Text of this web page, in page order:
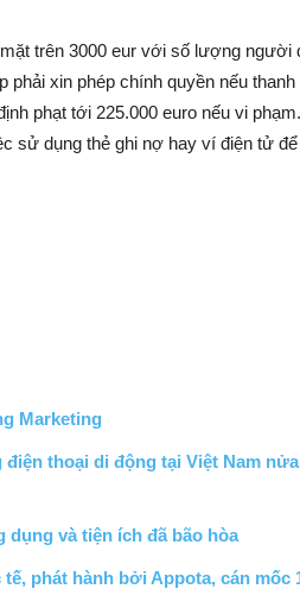
trên 3000 eur với số lượng người
xin phép chính quyền nếu thanh
phạt tới 225.000 euro nếu vi
sử dụng thẻ ghi nợ hay ví điện tử để
Marketing
thoại di động tại Việt Nam
và tiện ích đã bão hòa
phát hành bởi Appota, cán mốc